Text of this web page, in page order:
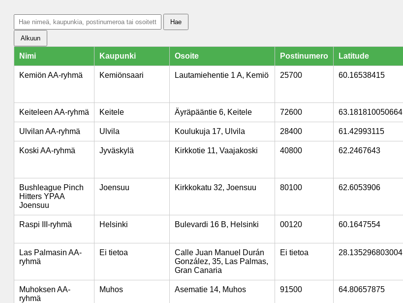
Hae
Alkuun
Nimi Kaupunki Osoite Postinumero Latitude
Kemiön AA-ryhmä Kemiönsaari Lautamiehentie 1 A, Kemiö 25700 60.16538415
Keiteleen AA-ryhmä Keitele Äyräpääntie 6, Keitele 72600 63.181810050664
Ulvilan AA-ryhmä Ulvila Koulukuja 17, Ulvila 28400 61.42993115
Koski AA-ryhmä Jyväskylä Kirkkotie 11, Vaajakoski 40800 62.2467643
Bushleague Pinch
Hitters YPAA
Joensuu
Joensuu Kirkkokatu 32, Joensuu 80100 62.6053906
Raspi III-ryhmä Helsinki Bulevardi 16 B, Helsinki 00120 60.1647554
Las Palmasin AA-
ryhmä
Ei tietoa
Calle Juan Manuel Durán
González, 35, Las Palmas,
Gran Canaria
Ei tietoa 28.135296803004
Muhoksen AA-
ryhmä
Muhos Asematie 14, Muhos 91500 64.80657875